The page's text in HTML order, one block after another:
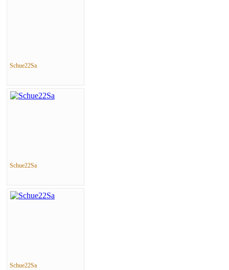
Schue22Sa
Schue22Sa
Schue22Sa